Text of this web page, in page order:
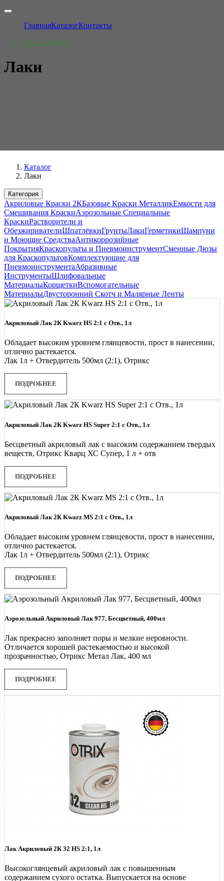
ГлавнаяКаталогКонтакты
+7 (812) 329-00-77
Лаки
Каталог
Лаки
Категория
Акриловые Краски 2КБазовые Краски МеталликЕмкости для
Смешивания КраскиАэрозольные Специальные
КраскиРастворители и
ОбезжиривателиШпатлёвкиГрунтыЛакиГерметикиШампуни
и Моющие СредстваАнтикоррозийные
ПокрытияКраскопульты и ПневмоинструментСменные Дюзы
для КраскопультовКомплектующие для
ПневмоинструментаАбразивные
ИнструментыШлифовальные
МатериалыКорщеткиВспомогательные
МатериалыДвусторонний Скотч и Малярные Ленты
Акриловый Лак 2К Kwarz HS 2:1 с Отв., 1л
Обладает высоким уровнем глянцевости, прост в нанесении,
отлично растекается.
Лак 1л + Отвердитель 500мл (2:1), Отрикс
ПОДРОБНЕЕ
Акриловый Лак 2К Kwarz HS Super 2:1 с Отв., 1л
Бесцветный акриловый лак с высоким содержанием твердых
веществ, Отрикс Кварц ХС Супер, 1 л + отв
ПОДРОБНЕЕ
Акриловый Лак 2К Kwarz MS 2:1 с Отв., 1л
Обладает высоким уровнем глянцевости, прост в нанесении,
отлично растекается.
Лак 1л + Отвердитель 500мл (2:1), Отрикс
ПОДРОБНЕЕ
Аэрозольный Акриловый Лак 977, Бесцветный, 400мл
Лак прекрасно заполняет поры и мелкие неровности.
Отличается хорошей растекаемостью и высокой
прозрачностью, Отрикс Метал Лак, 400 мл
ПОДРОБНЕЕ
Лак Акриловый 2К 32 HS 2:1, 1л
Высокоглянцевый акриловый лак с повышенным
содержанием сухого остатка. Выпускается на основе